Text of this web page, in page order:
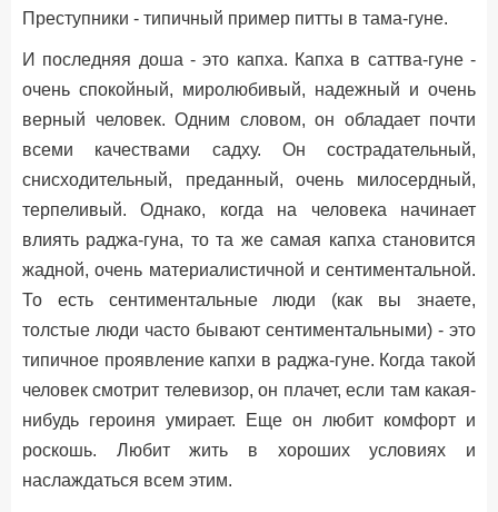
Преступники - типичный пример питты в тама-гуне.
И последняя доша - это капха. Капха в саттва-гуне -
очень спокойный, миролюбивый, надежный и очень
верный человек. Одним словом, он обладает почти
всеми качествами садху. Он сострадательный,
снисходительный, преданный, очень милосердный,
терпеливый. Однако, когда на человека начинает
влиять раджа-гуна, то та же самая капха становится
жадной, очень материалистичной и сентиментальной.
То есть сентиментальные люди (как вы знаете,
толстые люди часто бывают сентиментальными) - это
типичное проявление капхи в раджа-гуне. Когда такой
человек смотрит телевизор, он плачет, если там какая-
нибудь героиня умирает. Еще он любит комфорт и
роскошь. Любит жить в хороших условиях и
наслаждаться всем этим.